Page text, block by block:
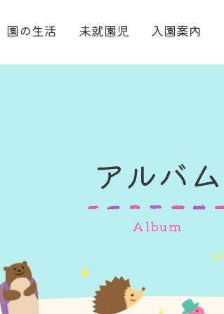
園の生活 未就園児 入園案内
アルバム
Album